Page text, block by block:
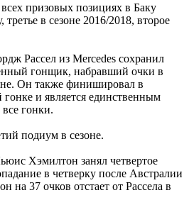
призовых позициях в Баку
третье в сезоне 2016/2018, второе
Рассел из Mercedes сохранил
гонщик, набравший очки в
Он также финишировал в
и является единственным
гонки.
подиум в сезоне.
Хэмилтон занял четвертое
в четверку после Австралии
на 37 очков отстает от Рассела в